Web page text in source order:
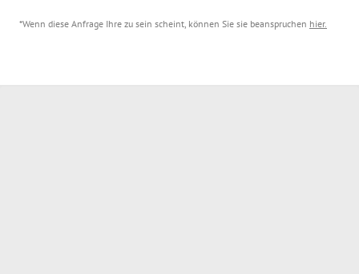
*Wenn diese Anfrage Ihre zu sein scheint, können Sie sie beanspruchen hier.